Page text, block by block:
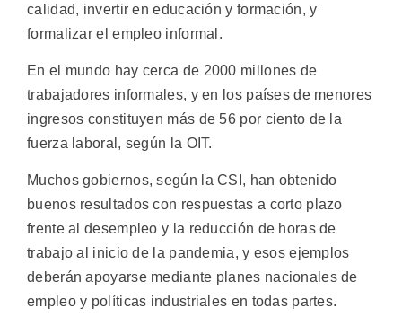
calidad, invertir en educación y formación, y
formalizar el empleo informal.
En el mundo hay cerca de 2000 millones de
trabajadores informales, y en los países de menores
ingresos constituyen más de 56 por ciento de la
fuerza laboral, según la OIT.
Muchos gobiernos, según la CSI, han obtenido
buenos resultados con respuestas a corto plazo
frente al desempleo y la reducción de horas de
trabajo al inicio de la pandemia, y esos ejemplos
deberán apoyarse mediante planes nacionales de
empleo y políticas industriales en todas partes.